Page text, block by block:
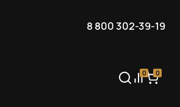
8 800 302-39-19
0 0